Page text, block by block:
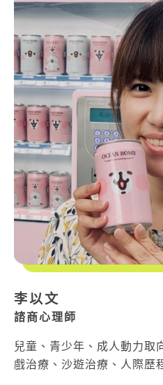
李以文
諮商心理師
兒童、青少年、成人動力取
戲治療、沙遊治療、人際歷